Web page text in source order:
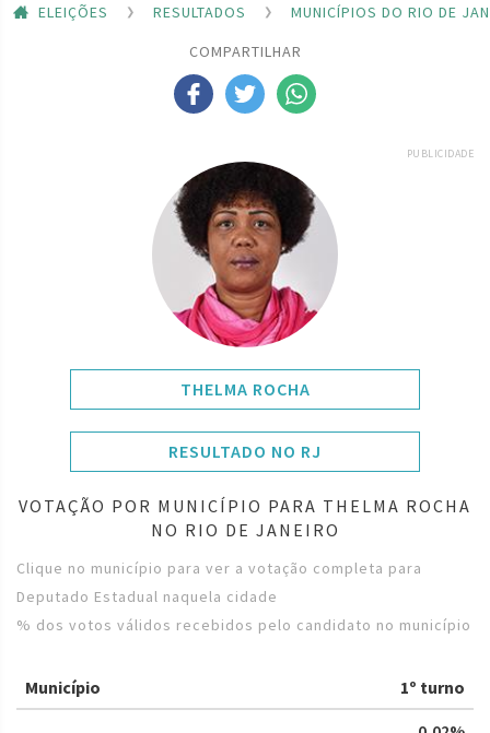
ELEIÇÕES RESULTADOS
MUNICÍPIOS DO RIO DE
COMPARTILHAR
PUBLICIDADE
THELMA ROCHA
RESULTADO NO RJ
VOTAÇÃO POR MUNICÍPIO PARA THELMA ROCHA
NO RIO DE JANEIRO
Clique no município para ver a votação completa para
Deputado Estadual naquela cidade
% dos votos válidos recebidos pelo candidato no município
Município 1º turno